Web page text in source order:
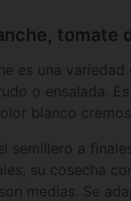
tomate
es una variedad
o ensalada.
blanco
semillero a
su cosecha
medias. Se